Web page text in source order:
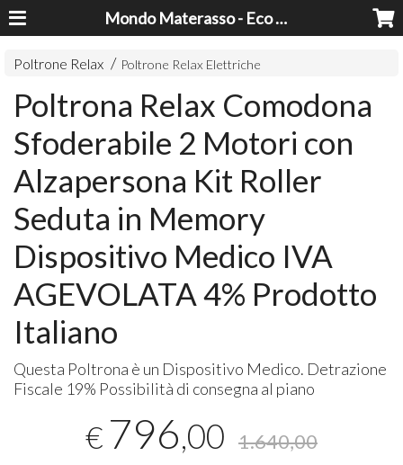
Mondo Materasso - Eco Dreams srl
Poltrone Relax Poltrone Relax Elettriche
Poltrona Relax Comodona
Sfoderabile 2 Motori con
Alzapersona Kit Roller
Seduta in Memory
Dispositivo Medico IVA
AGEVOLATA 4% Prodotto
Italiano
Questa Poltrona è un Dispositivo Medico. Detrazione
Fiscale 19% Possibilità di consegna al piano
€ 796,00 1.640,00